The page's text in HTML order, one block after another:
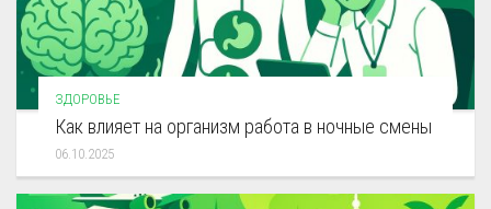
ЗДОРОВЬЕ
Как влияет на организм работа в ночные смены
06.10.2025